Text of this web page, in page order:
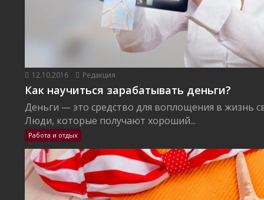
12.10.2016 Редакция
Как научиться зарабатывать деньги?
Деньги — это средство для воплощения в жизнь
Люди, которые получают хороший...
Работа и отдых